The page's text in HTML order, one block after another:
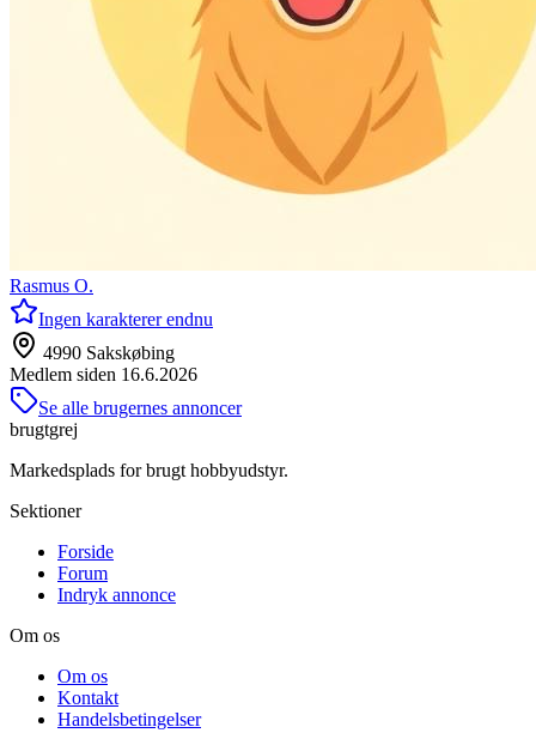
Rasmus O.
Ingen karakterer endnu
4990 Sakskøbing
Medlem siden 16.6.2026
Se alle brugernes annoncer
brugtgrej
Markedsplads for brugt hobbyudstyr.
Sektioner
Forside
Forum
Indryk annonce
Om os
Om os
Kontakt
Handelsbetingelser